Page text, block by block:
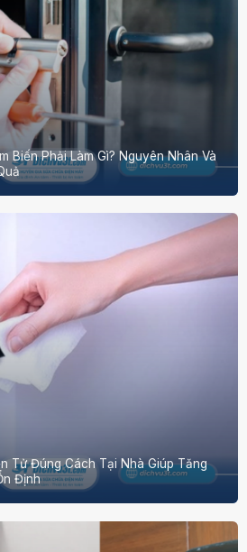
Biến Phải Làm Gì? Nguyên Nhân Và
Tử Đúng Cách Tại Nhà Giúp Tăng
Định